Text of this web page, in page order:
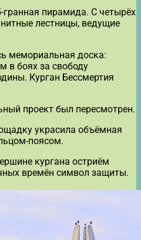
пирамида. С четырёх
лестницы, ведущие
мемориальная доска:
в боях за свободу
Курган Бессмертия
проект был пересмотрен.
украсила объёмная
поясом.
кургана остриём
времён символ защиты.